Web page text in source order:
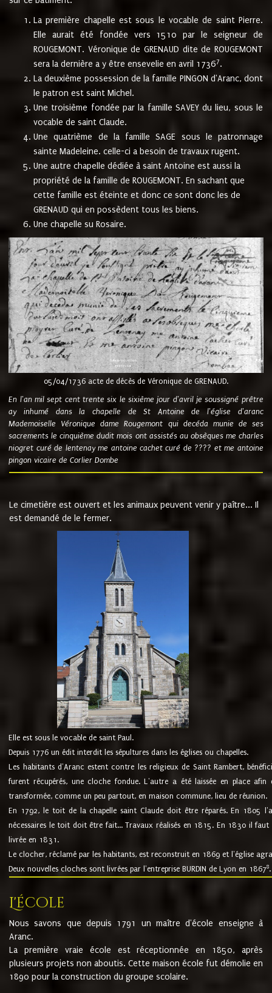
La première chapelle est sous le vocable de saint Pierre.
Elle aurait été fondée vers 1510 par le seigneur de
ROUGEMONT. Véronique de GRENAUD dite de ROUGEMONT
sera la dernière a y être ensevelie en avril 17367.
La deuxième possession de la famille PINGON d'Aranc, dont
le patron est saint Michel.
Une troisième fondée par la famille SAVEY du lieu, sous le
vocable de saint Claude.
Une quatrième de la famille SAGE sous le patronnage
sainte Madeleine. celle-ci a besoin de travaux rugent.
Une autre chapelle dédiée à saint Antoine est aussi la
propriété de la famille de ROUGEMONT. En sachant que
cette famille est éteinte et donc ce sont donc les de
GRENAUD qui en possèdent tous les biens.
Une chapelle su Rosaire.
05/04/1736 acte de décès de Véronique de GRENAUD.
En l'an mil sept cent trente six le sixième jour d'avril je soussigné prêtre
ay inhumé dans la chapelle de St Antoine de l'église d'aranc
Mademoiselle Véronique dame Rougemont qui decéda munie de ses
sacrements le cinquième dudit mois ont assistés au obsèques me charles
niogret curé de lentenay me antoine cachet curé de ???? et me antoine
pingon vicaire de Corlier Dombe
Le cimetière est ouvert et les animaux peuvent venir y paître... Il
est demandé de le fermer.
Elle est sous le vocable de saint Paul.
Depuis 1776 un édit interdit les sépultures dans les églises ou chapelles.
Les habitants d'Aranc estent contre les religieux de Saint Rambert,
furent récupérés, une cloche fondue. L'autre a été laissée en place
transformée, comme un peu partout, en maison commune, lieu de réunion.
En 1792, le toit de la chapelle saint Claude doit être réparés. En 1805
nécessaires le toit doit être fait... Travaux réalisés en 1815. En 1830 il
livrée en 1831.
Le clocher, réclamé par les habitants, est reconstruit en 1869 et l'église
Deux nouvelles cloches sont livrées par l'entreprise BURDIN de Lyon en 18678.
L'école
Nous savons que depuis 1791 un maître d'école enseigne à
Aranc.
La première vraie école est réceptionnée en 1850, après
plusieurs projets non aboutis. Cette maison école fut démolie en
1890 pour la construction du groupe scolaire.